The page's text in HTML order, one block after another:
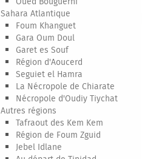
Sahara Atlantique
Foum Khanguet
Gara Oum Doul
Garet es Souf
Région d'Aoucerd
Seguiet el Hamra
La Nécropole de Chiarate
Nécropole d'Oudiy Tiychat
Autres régions
Tafraout des Kem Kem
Région de Foum Zguid
Jebel Idlane